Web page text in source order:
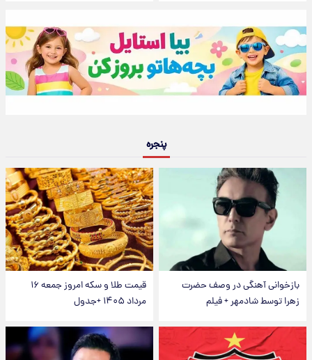
پنجره
بازخوانی آهنگی در وصف حضرت
زهرا توسط شادمهر + فیلم
قیمت طلا و سکه امروز جمعه ۱۶
مرداد ۱۴۰۵ +جدول